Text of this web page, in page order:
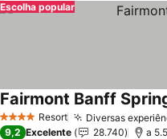
Escolha popular
4 EstrelasResort Diversas
Fairmont Banff
9,2 Excelente 28.740 a